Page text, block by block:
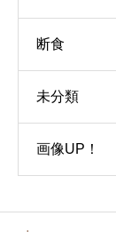
断食
未分類
画像UP！